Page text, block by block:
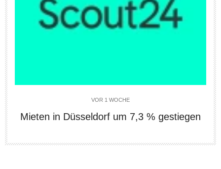
VOR 1 WOCHE
Mieten in Düsseldorf um 7,3 % gestiegen